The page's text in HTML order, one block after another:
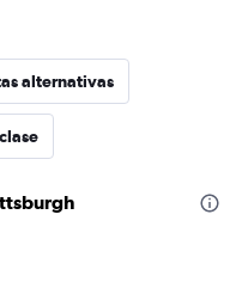
alternativas